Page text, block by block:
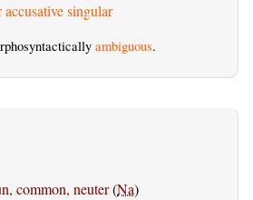
accusative singular
ambiguous.
common, neuter(Na)